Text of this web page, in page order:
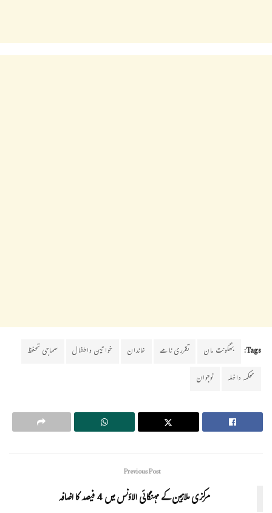
Tags: بھگونت مان تقرری نامے خاندان خواتین واطفال
سماجی تحفظ
محکمہ داخلہ
نوجوان
Previous Post
مرکزی ملازمین کے مہنگائی الاؤنس میں 4 فیصد کا اضافہ